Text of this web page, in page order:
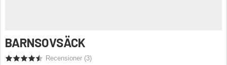
BARNSOVSÄCK
Recensioner (3)